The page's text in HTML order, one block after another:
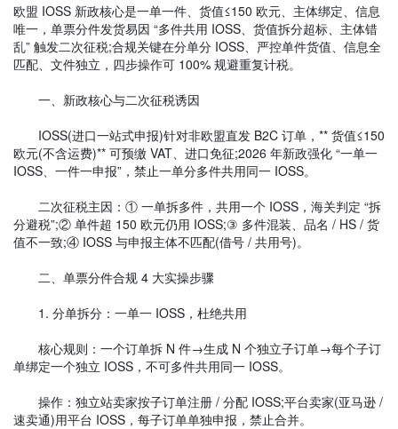
欧盟 IOSS 新政核心是一单一件、货值≤150 欧元、主体绑定、信息
唯一，单票分件发货易因 “多件共用 IOSS、货值拆分超标、主体错
乱” 触发二次征税;合规关键在分单分 IOSS、严控单件货值、信息全
匹配、文件独立，四步操作可 100% 规避重复计税。
一、新政核心与二次征税诱因
IOSS(进口一站式申报)针对非欧盟直发 B2C 订单，** 货值≤150
欧元(不含运费)** 可预缴 VAT、进口免征;2026 年新政强化 “一单一
IOSS、一件一申报”，禁止一单分多件共用同一 IOSS。
二次征税主因：① 一单拆多件，共用一个 IOSS，海关判定 “拆
分避税”;② 单件超 150 欧元仍用 IOSS;③ 多件混装、品名 / HS / 货
值不一致;④ IOSS 与申报主体不匹配(借号 / 共用号)。
二、单票分件合规 4 大实操步骤
1. 分单拆分：一单一 IOSS，杜绝共用
核心规则：一个订单拆 N 件→生成 N 个独立子订单→每个子订
单绑定一个独立 IOSS，不可多件共用同一 IOSS。
操作：独立站卖家按子订单注册 / 分配 IOSS;平台卖家(亚马逊 /
速卖通)用平台 IOSS，每子订单单独申报，禁止合并。